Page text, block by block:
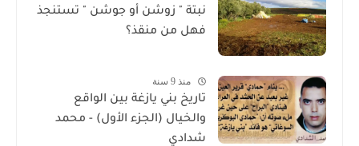
نبتة " زوشن أو جوشن " تستنجذ
فهل من منقذ؟
منذ 9 سنة
تاريخ بني يازغة بين الواقع
والخيال (الجزء الأول) - محمد
شدادي